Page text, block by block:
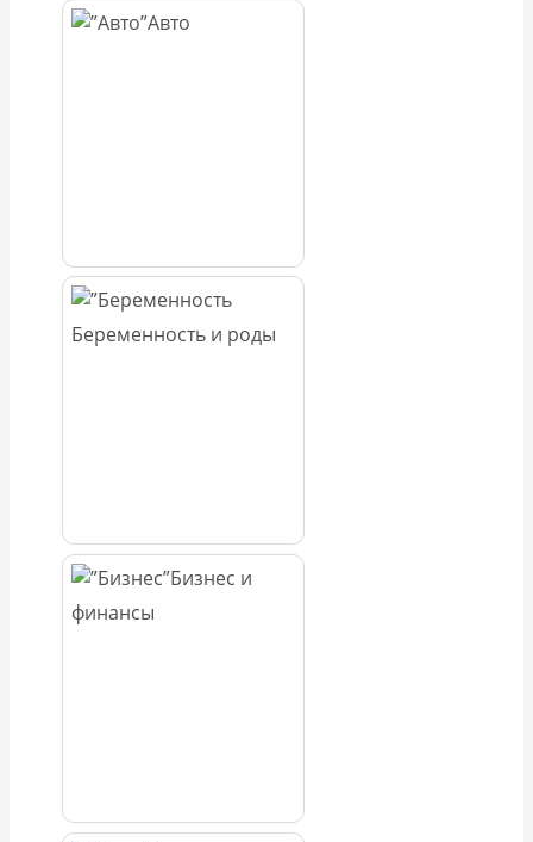
Авто
Беременность и роды
Бизнес и
финансы